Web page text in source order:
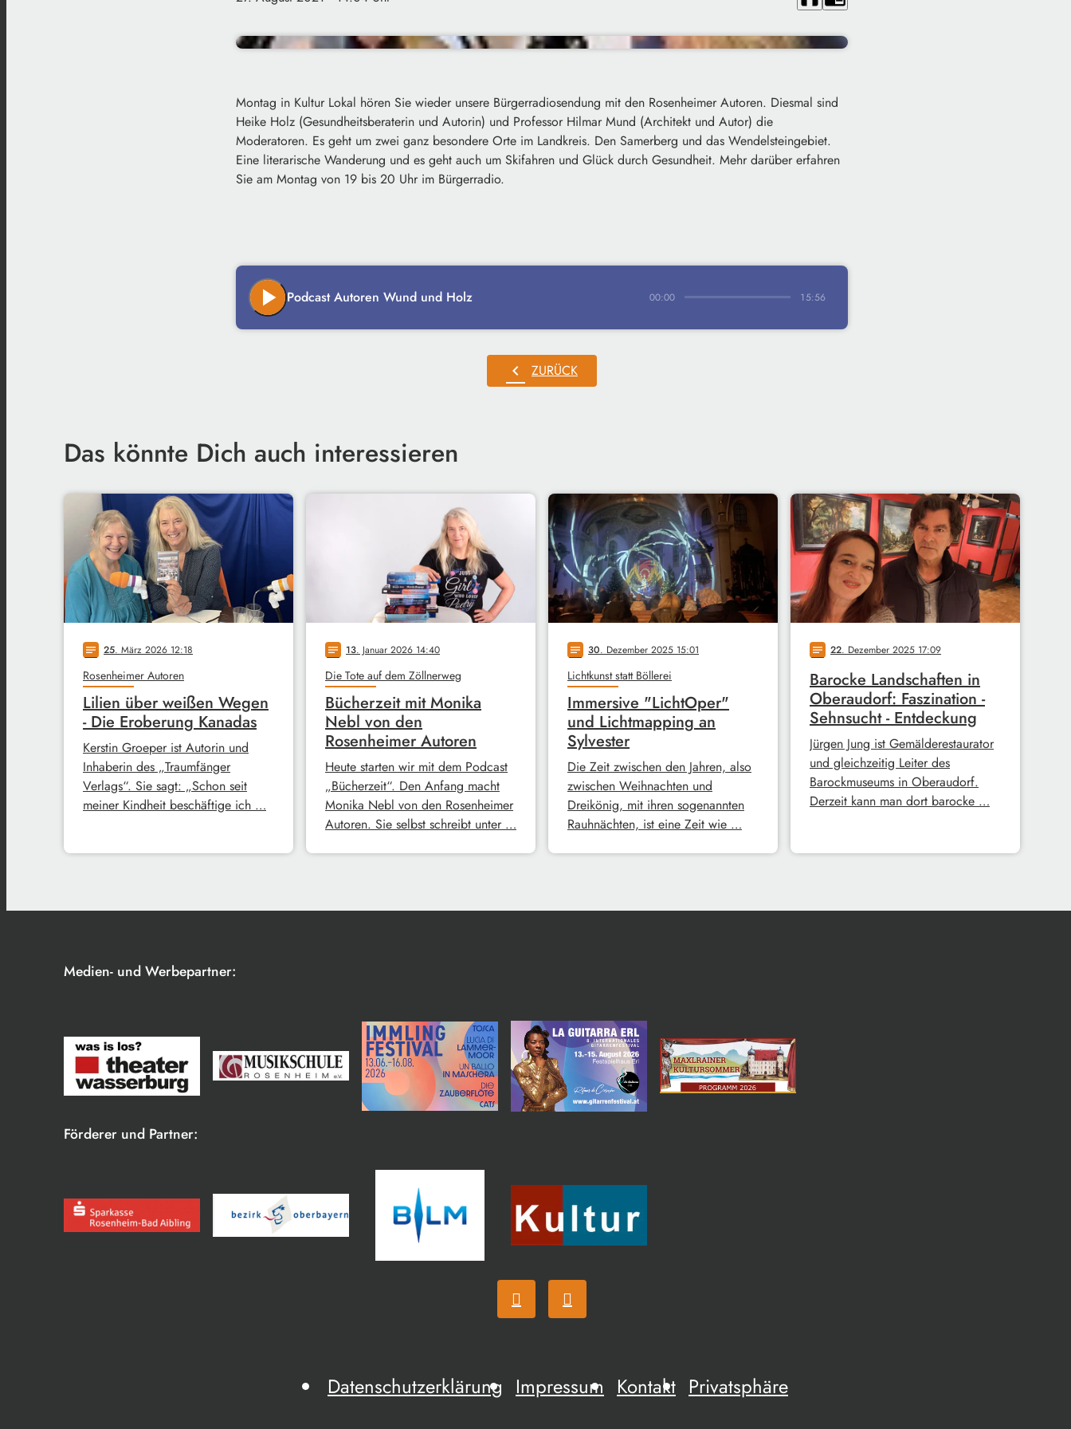
Montag in Kultur Lokal hören Sie wieder unsere Bürgerradiosendung mit den Rosenheimer Autoren. Diesmal sind
Heike Holz (Gesundheitsberaterin und Autorin) und Professor Hilmar Mund (Architekt und Autor) die
Moderatoren. Es geht um zwei ganz besondere Orte im Landkreis. Den Samerberg und das Wendelsteingebiet.
Eine literarische Wanderung und es geht auch um Skifahren und Glück durch Gesundheit. Mehr darüber erfahren
Sie am Montag von 19 bis 20 Uhr im Bürgerradio.
play_arrow Podcast Autoren Wund und Holz 00:00 15:56
chevron_left ZURÜCK
Das könnte Dich auch interessieren
notes 25. März 2026 12:18
Rosenheimer Autoren
Lilien über weißen Wegen
- Die Eroberung Kanadas
Kerstin Groeper ist Autorin und
Inhaberin des „Traumfänger
Verlags“. Sie sagt: „Schon seit
meiner Kindheit beschäftige ich …
notes 13. Januar 2026 14:40
Die Tote auf dem Zöllnerweg
Bücherzeit mit Monika
Nebl von den
Rosenheimer Autoren
Heute starten wir mit dem Podcast
„Bücherzeit“. Den Anfang macht
Monika Nebl von den Rosenheimer
Autoren. Sie selbst schreibt unter …
notes 30. Dezember 2025 15:01
Lichtkunst statt Böllerei
Immersive "LichtOper"
und Lichtmapping an
Sylvester
Die Zeit zwischen den Jahren, also
zwischen Weihnachten und
Dreikönig, mit ihren sogenannten
Rauhnächten, ist eine Zeit wie …
notes 22. Dezember 2025 17:09
Barocke Landschaften in
Oberaudorf: Faszination -
Sehnsucht - Entdeckung
Jürgen Jung ist Gemälderestaurator
und gleichzeitig Leiter des
Barockmuseums in Oberaudorf.
Derzeit kann man dort barocke …
Medien- und Werbepartner:
Förderer und Partner:
Datenschutzerklärung Impressum Kontakt Privatsphäre